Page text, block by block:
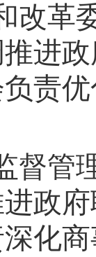
改革
进
责
督管
政
化